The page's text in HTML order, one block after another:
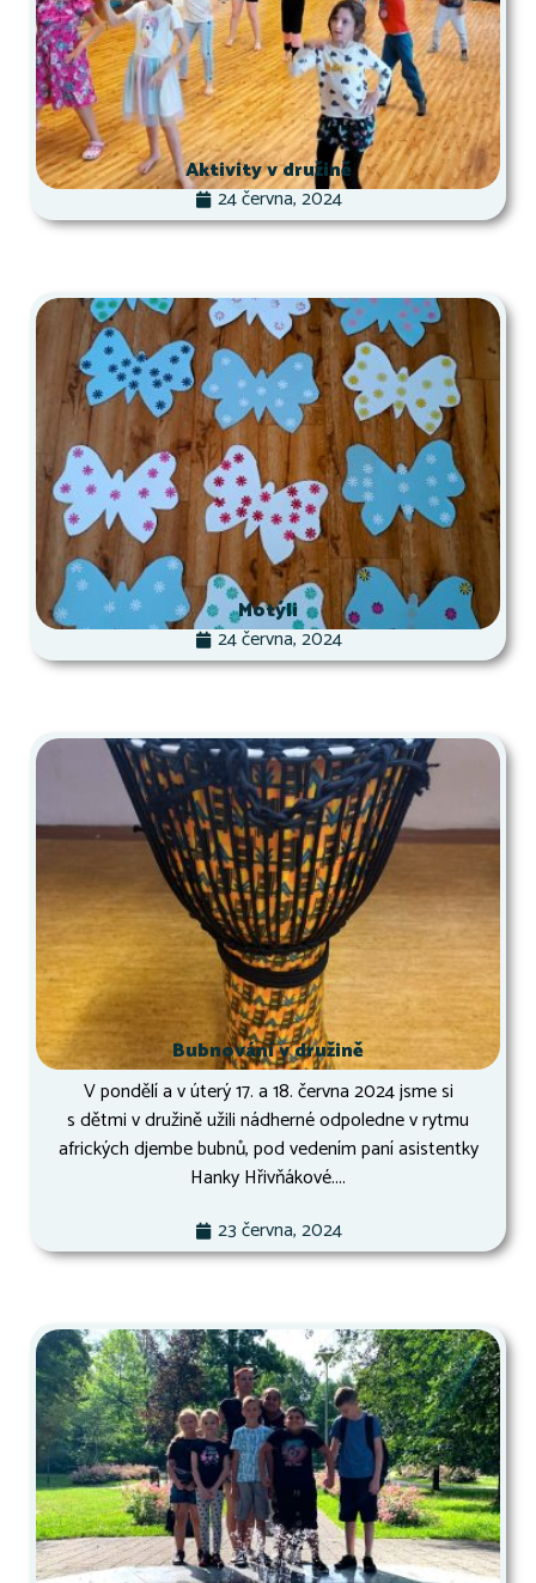
Aktivity v družině
24 června, 2024
Motýli
24 června, 2024
Bubnování v družině
V pondělí a v úterý 17. a 18. června 2024 jsme si
s dětmi v družině užili nádherné odpoledne v rytmu
afrických djembe bubnů, pod vedením paní asistentky
Hanky Hřivňákové....
23 června, 2024